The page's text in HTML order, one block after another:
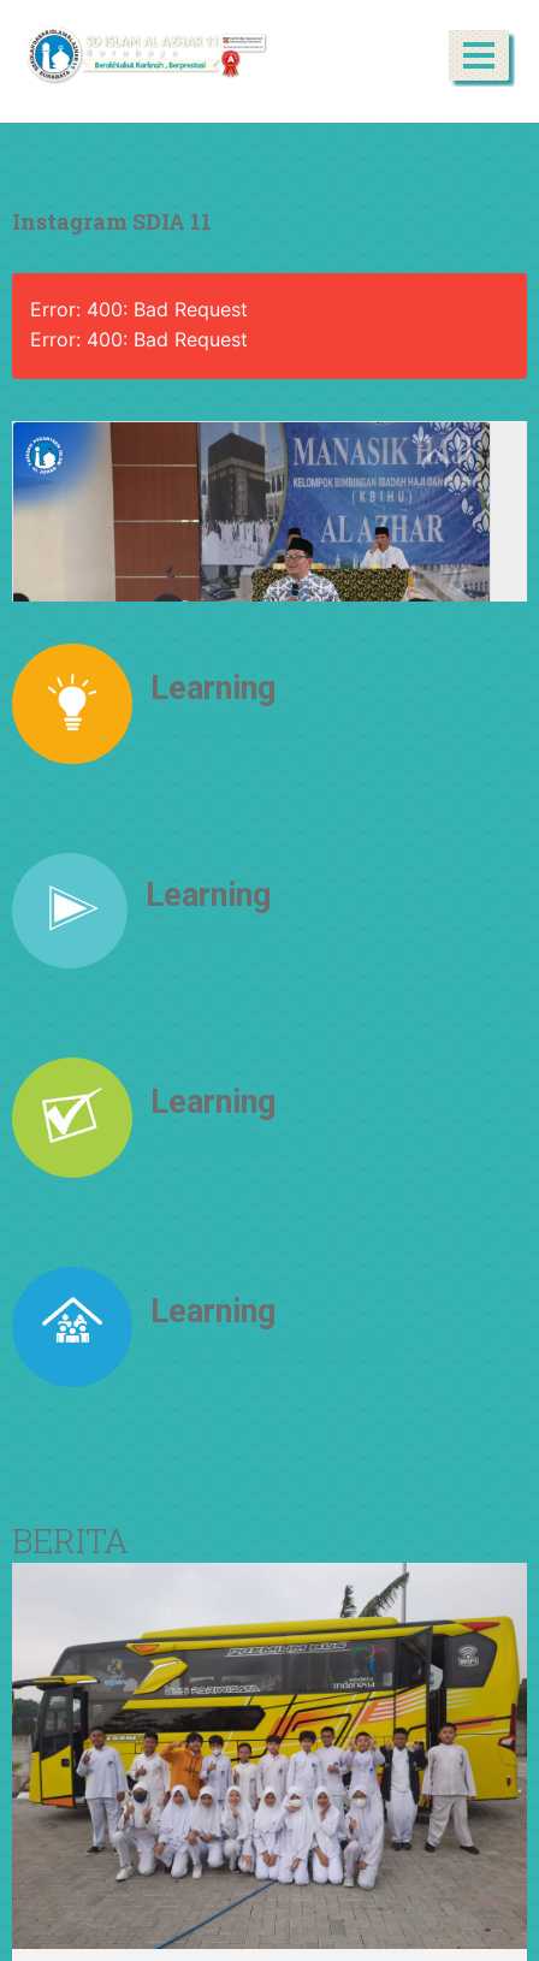
Instagram SDIA 11
Error: 400: Bad Request
Error: 400: Bad Request
Learning
Learning
Learning
Learning
BERITA